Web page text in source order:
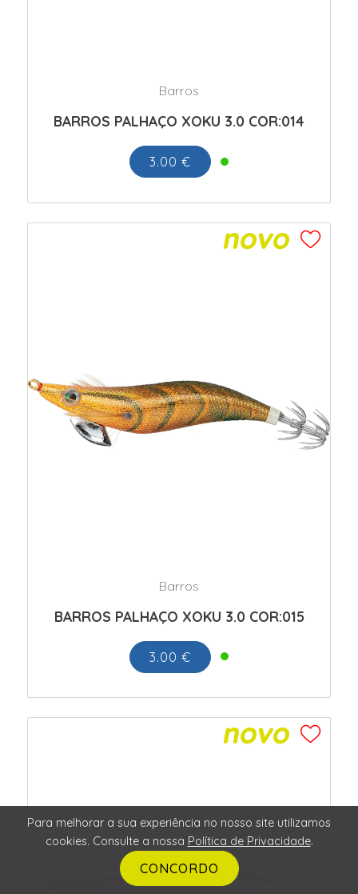
Barros
BARROS PALHAÇO XOKU 3.0 COR:014
3.00 €
Barros
BARROS PALHAÇO XOKU 3.0 COR:015
3.00 €
Para melhorar a sua experiência no nosso site utilizamos
cookies. Consulte a nossa Política de Privacidade.
CONCORDO